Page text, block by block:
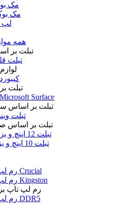
مک
مک
لپ
همه
تبلت بر
تبلت
تبلت
تبلت Microsoft Surface
تبلت بر اساس
تبلت
تبلت بر اساس
تبلت 12 اینچ و بزرگ‌تر
تبلت 10 اینچ و بزرگتر
رم لپ تاپ Crucial
رم لپ تاپ Kingston
رم لپ تاپ
رم لپ تاپ DDR5